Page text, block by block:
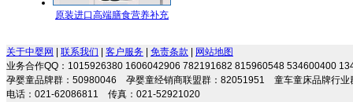
原装进口高端膳食营养补充
长
关于中婴网 联系我们 客户服务 免责条款
网站地图
业务合作QQ：1015926380 1606042906 782191682 815960548 534600400
孕婴童品牌群：50980046 孕婴童经销商联盟群：82051951 童车童床品牌行
电话：021-62086811 传真：021-52921020